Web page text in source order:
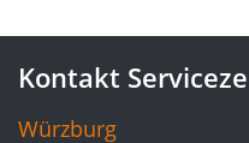
Kontakt
Würzburg